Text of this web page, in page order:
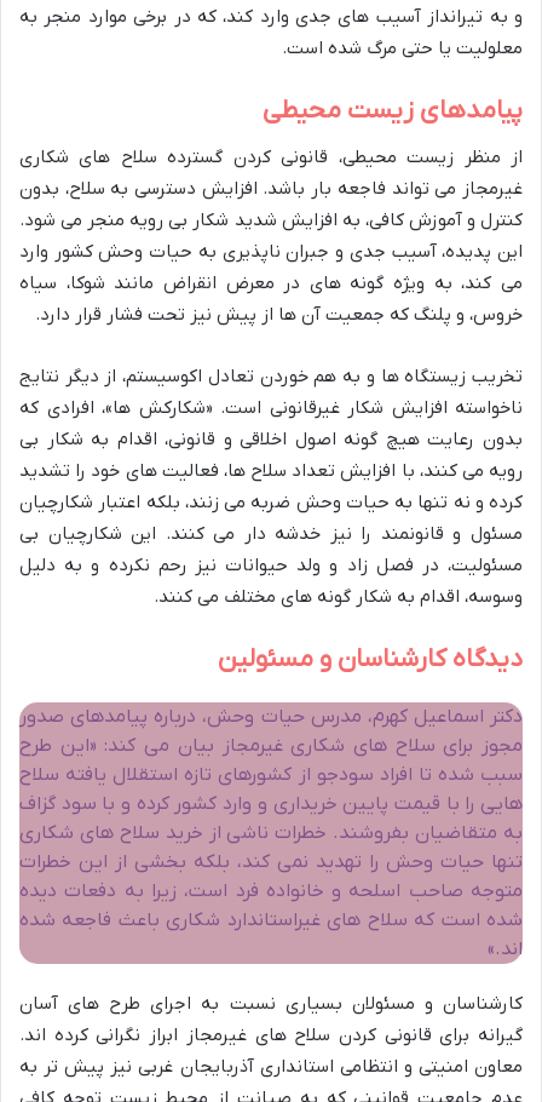
و به تیرانداز آسیب های جدی وارد کند، که در برخی موارد منجر به
معلولیت یا حتی مرگ شده است.
پیامدهای زیست محیطی
از منظر زیست محیطی، قانونی کردن گسترده سلاح های شکاری
غیرمجاز می تواند فاجعه بار باشد. افزایش دسترسی به سلاح، بدون
کنترل و آموزش کافی، به افزایش شدید شکار بی رویه منجر می شود.
این پدیده، آسیب جدی و جبران ناپذیری به حیات وحش کشور وارد
می کند، به ویژه گونه های در معرض انقراض مانند شوکا، سیاه
خروس، و پلنگ که جمعیت آن ها از پیش نیز تحت فشار قرار دارد.
تخریب زیستگاه ها و به هم خوردن تعادل اکوسیستم، از دیگر نتایج
ناخواسته افزایش شکار غیرقانونی است. «شکارکش ها»، افرادی که
بدون رعایت هیچ گونه اصول اخلاقی و قانونی، اقدام به شکار بی
رویه می کنند، با افزایش تعداد سلاح ها، فعالیت های خود را تشدید
کرده و نه تنها به حیات وحش ضربه می زنند، بلکه اعتبار شکارچیان
مسئول و قانونمند را نیز خدشه دار می کنند. این شکارچیان بی
مسئولیت، در فصل زاد و ولد حیوانات نیز رحم نکرده و به دلیل
وسوسه، اقدام به شکار گونه های مختلف می کنند.
دیدگاه کارشناسان و مسئولین
دکتر اسماعیل کهرم، مدرس حیات وحش، درباره پیامدهای صدور
مجوز برای سلاح های شکاری غیرمجاز بیان می کند: «این طرح
سبب شده تا افراد سودجو از کشورهای تازه استقلال یافته سلاح
هایی را با قیمت پایین خریداری و وارد کشور کرده و با سود گزاف
به متقاضیان بفروشند. خطرات ناشی از خرید سلاح های شکاری
تنها حیات وحش را تهدید نمی کند، بلکه بخشی از این خطرات
متوجه صاحب اسلحه و خانواده فرد است، زیرا به دفعات دیده
شده است که سلاح های غیراستاندارد شکاری باعث فاجعه شده
اند.»
کارشناسان و مسئولان بسیاری نسبت به اجرای طرح های آسان
گیرانه برای قانونی کردن سلاح های غیرمجاز ابراز نگرانی کرده اند.
معاون امنیتی و انتظامی استانداری آذربایجان غربی نیز پیش تر به